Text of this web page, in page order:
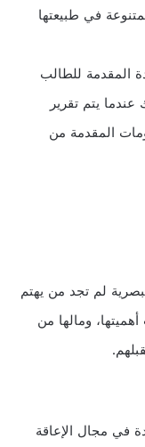
في طبيعتها
المقدمة للطالب
يتم تقرير
المقدمة من
لم تجد من يهتم
ومالها من
في مجال الإعاقة